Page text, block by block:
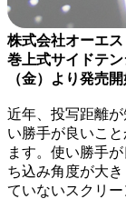
株式会社オーエ
巻上式サイドテン
（金）より発売
近年、投写距離
い勝手が良いこ
ます。使い勝手
ち込み角度が大
ていないスクリ